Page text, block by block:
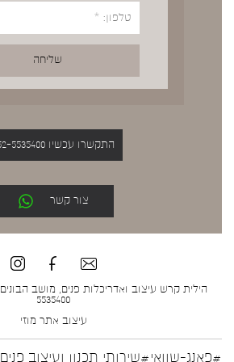
התקשרו עכשיו 052-5535400
צור קשר
5535400
עיצוב אתר מוזי
#פאנג-שוואי#שירותי תכנון ועיצוב פנים